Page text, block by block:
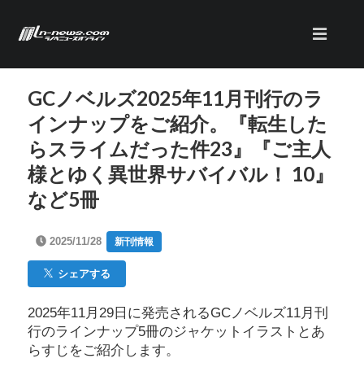
GCノベルズ2025年11月刊行のラ
インナップをご紹介。『転生した
らスライムだった件23』『ご主人
様とゆく異世界サバイバル！ 10』
など5冊
2025/11/28 新刊情報
シェアする
2025年11月29日に発売されるGCノベルズ11月刊
行のラインナップ5冊のジャケットイラストとあ
らすじをご紹介します。